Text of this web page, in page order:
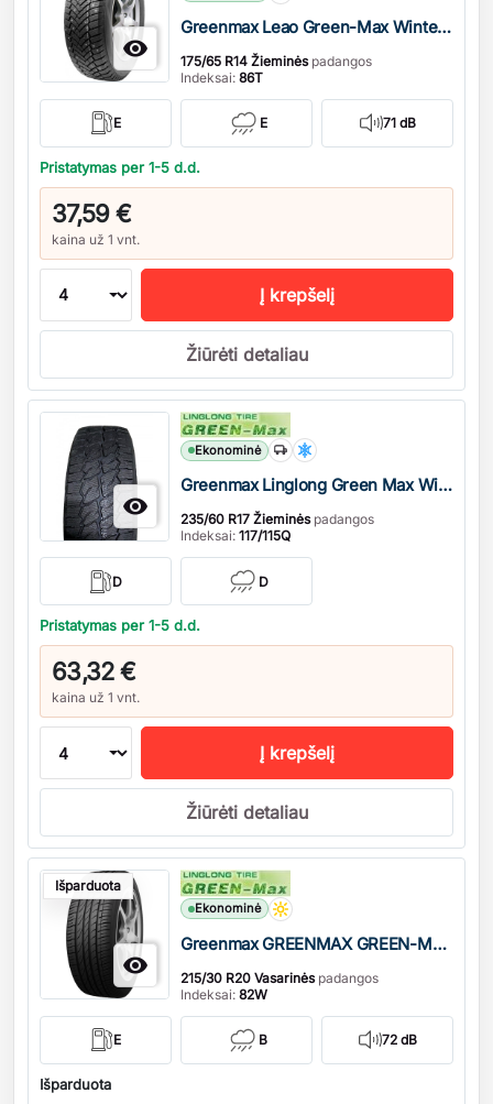

Greenmax Leao Green-Max Winter Defender Grip Studded
175/65 R14 Žieminėspadangos
Indeksai: 86T
E E 71 dB
Pristatymas per 1-5 d.d.
37,59 €
kaina už 1 vnt.
Į krepšelį
Žiūrėti detaliau

Ekonominė
Greenmax Linglong Green Max Winter Grip Van 2 Studdable B/S
235/60 R17 Žieminėspadangos
Indeksai: 117/115Q
D D
Pristatymas per 1-5 d.d.
63,32 €
kaina už 1 vnt.
Kiekis
Į krepšelį
Žiūrėti detaliau
Išparduota

Ekonominė
Greenmax GREENMAX GREEN-MAX DOT19
215/30 R20 Vasarinėspadangos
Indeksai: 82W
E B 72 dB
Išparduota
Kiekis